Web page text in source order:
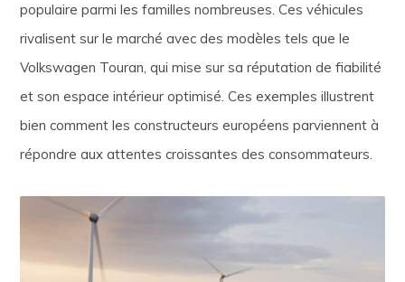
populaire parmi les familles nombreuses. Ces véhicules
rivalisent sur le marché avec des modèles tels que le
Volkswagen Touran, qui mise sur sa réputation de fiabilité
et son espace intérieur optimisé. Ces exemples illustrent
bien comment les constructeurs européens parviennent à
répondre aux attentes croissantes des consommateurs.